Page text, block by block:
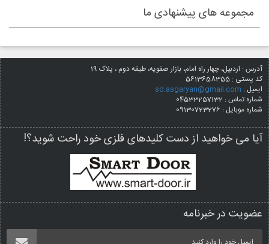
مجموعه های پیشنهادی ما
آدرس : اردبیل، چهار راه امام، بازار صفویه، طبقه دوم ، پلاک 19
کد پستی : 5613658355
ایمیل : sd.asgaryan@gmail.com
شماره تماس : 04533257132
شماره موبایل : 09130723276
آیا می خواهید از دست کلیدهای فلزی خود راحت شوید؟!
عضویت در خبرنامه